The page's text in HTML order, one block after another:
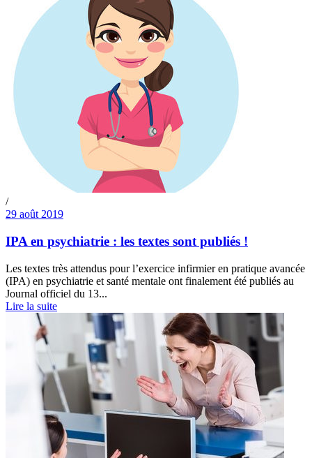
/
29 août 2019
IPA en psychiatrie : les textes sont publiés !
Les textes très attendus pour l’exercice infirmier en pratique avancée
(IPA) en psychiatrie et santé mentale ont finalement été publiés au
Journal officiel du 13...
Lire la suite